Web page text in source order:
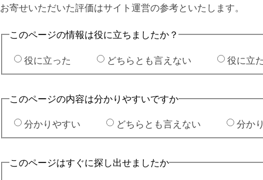
お寄せいただいた評価はサイト運営の参考といたします。
このページの情報は役に立ちましたか？
役に立った
どちらとも言えない 役に立
このページの内容は分かりやすいですか
分かりやすい
どちらとも言えない 分か
このページはすぐに探し出せましたか